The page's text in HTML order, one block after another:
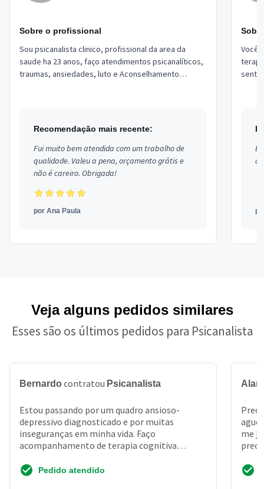
Sobre o profissional
Sou psicanalista clinico, profissional da area da
saude ha 23 anos, faço atendimentos psicanalíticos,
traumas, ansiedades, luto e Aconselhamento
Recomendação mais recente:
Fui muito bem atendida com um trabalho de
qualidade. Valeu a pena, orçamento grátis e
não é careiro. Obrigada!
por Ana Paula
Você
Veja alguns pedidos similares
Esses são os últimos pedidos para Psicanalista
Bernardo contratou Psicanalista
Estou passando por um quadro ansioso-
depressivo diagnosticado e por muitas
inseguranças em minha vida. Faço
acompanhamento de terapia cognitiva
quere...Pedido atendido
me